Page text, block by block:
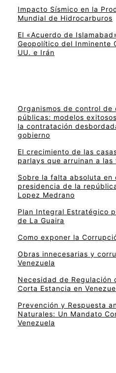
Impacto Sísmico en la
Mundial de Hidrocarburos
El «Acuerdo de
Geopolítico del Inminente
UU. e Irán
Organismos de control de
públicas: modelos
la contratación
gobierno
El crecimiento de las
parlays que arruinan a las
Sobre la falta absoluta en
presidencia de la
Lopez Medrano
Plan Integral Estratégico
de La Guaira
Como exponer la
Obras innecesarias y
Venezuela
Necesidad de Regulación
Corta Estancia en
Prevención y Respuesta
Naturales: Un Mandato
Venezuela